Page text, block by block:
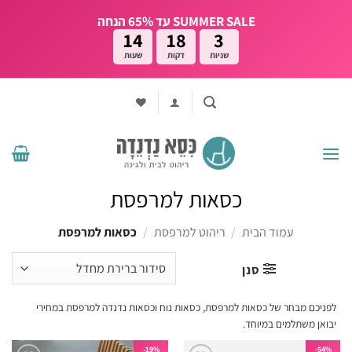
SUMMER SALE עד 65% הנחה
14
שעות
18
דקות
2
שניות
כסאות למרפסת
עמוד הבית / ריהוט למרפסת / כסאות למרפסת
סנן
לפניכם מבחר של כסאות למרפסת, כסאות נוח וכסאות נדנדה למרפסת במחירי
יבואן משתלמים במיוחד.
54%-
19%-